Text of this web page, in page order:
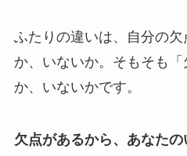
ふたりの違いは、自分の
か、いないか。そもそも
か、いないかです。
欠点があるから、あなた